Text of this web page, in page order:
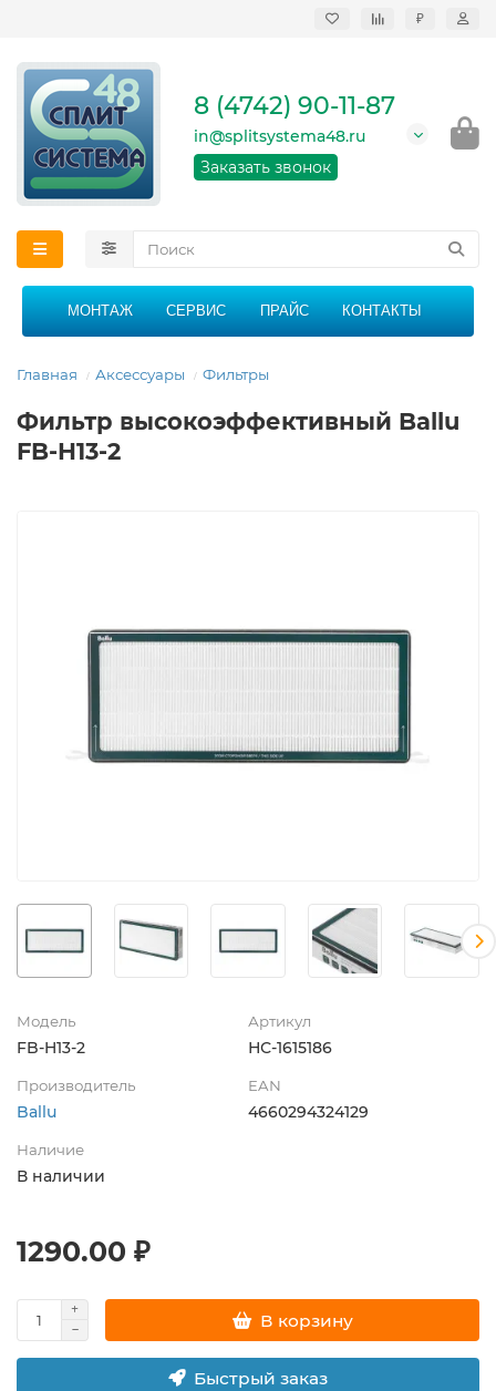
₽
кондиционеров в
области
График работы: 9:00 -
21:00 без перерыва и
8 (4742) 90-11-87
in@splitsystema48.ru
Заказать звонок
МОНТАЖ СЕРВИС ПРАЙС КОНТАКТЫ
Главная Аксессуары Фильтры
Фильтр высокоэффективный Ballu
FB-H13-2
Модель
FB-H13-2
Артикул
НС-1615186
Производитель
Ballu
EAN
4660294324129
Наличие
В наличии
1290.00 ₽
В корзину
Быстрый заказ